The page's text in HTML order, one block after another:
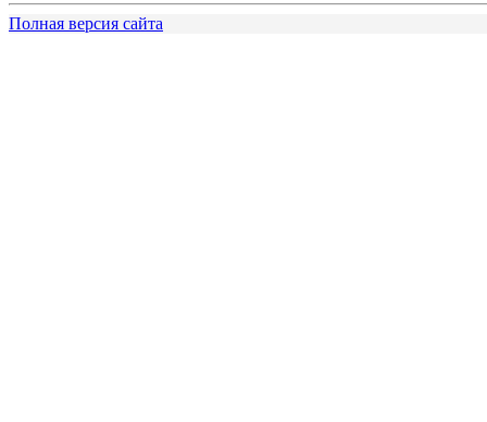
Полная версия сайта